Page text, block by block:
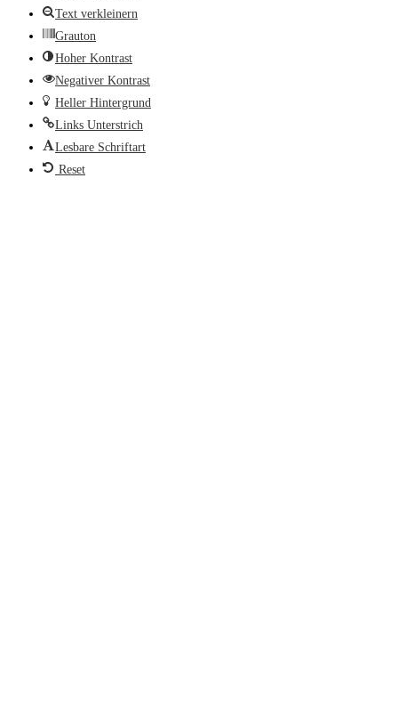
Text verkleinern
Grauton
Hoher Kontrast
Negativer Kontrast
Heller Hintergrund
Links Unterstrich
Lesbare Schriftart
Reset